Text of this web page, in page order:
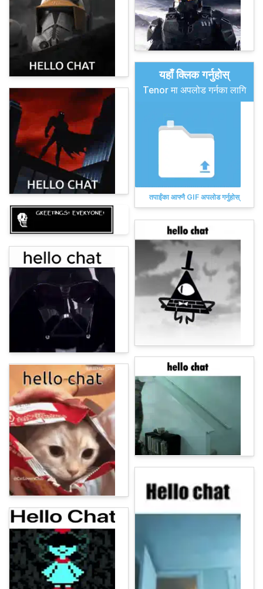
यहाँ क्लिक गर्नुहोस्
Tenor मा अपलोड गर्नका लागि
तपाईंका आफ्नै GIF अपलोड गर्नुहोस्